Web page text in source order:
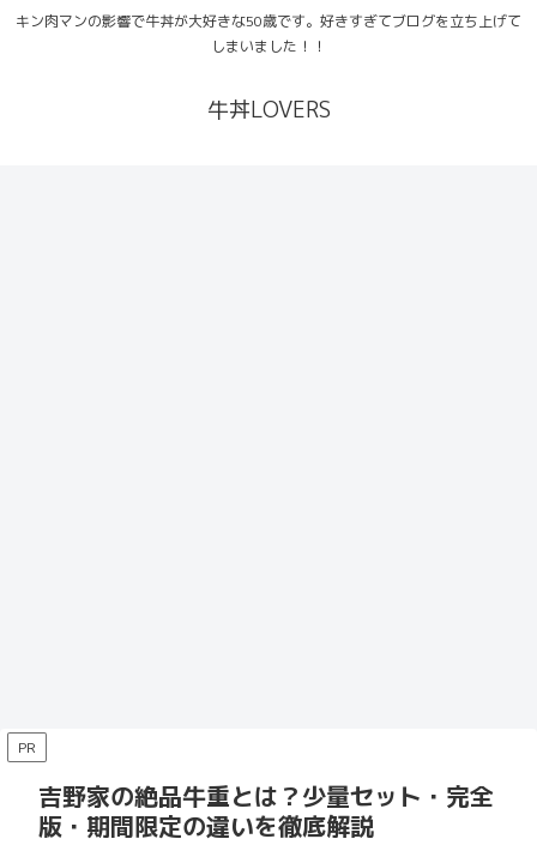
キン肉マンの影響で牛丼が大好きな50歳です。好きすぎてブログを立ち上げて
しまいました！！
牛丼LOVERS
PR
吉野家の絶品牛重とは？少量セット・完全
版・期間限定の違いを徹底解説